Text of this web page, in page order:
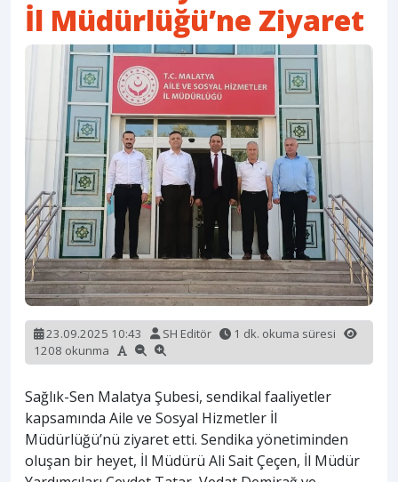
İl Müdürlüğü’ne Ziyaret
23.09.2025 10:43 SH Editör
1 dk. okuma süresi
1208 okunma
Sağlık-Sen Malatya Şubesi, sendikal faaliyetler
kapsamında Aile ve Sosyal Hizmetler İl
Müdürlüğü’nü ziyaret etti. Sendika yönetiminden
oluşan bir heyet, İl Müdürü Ali Sait Çeçen, İl Müdür